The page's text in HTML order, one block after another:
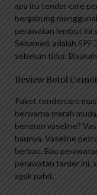
apa itu tender care
bergabung
perawatan lembut ini
Sebamed, adalah
sebelum tidur.
Review Botol
Paket tendercare
berwarna merah
beneran vaseline?
baunya. Vaseline
berbau. Bau
perawatan tarder ini,
agak pahit.